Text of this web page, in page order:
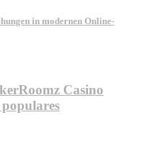
in modernen Online-
Casino